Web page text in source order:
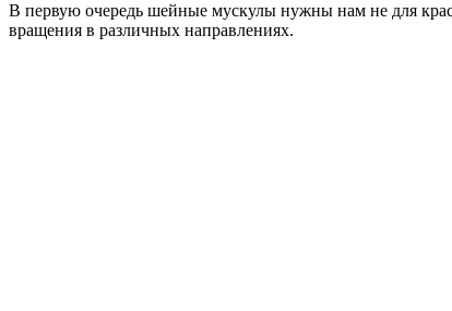
В первую очередь шейные мускулы нужны нам не для
вращения в различных направлениях.